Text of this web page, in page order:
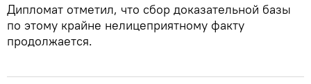
Дипломат отметил, что сбор доказательной базы
по этому крайне нелицеприятному факту
продолжается.